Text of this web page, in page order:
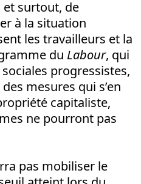
et surtout, de
à la situation
les travailleurs et la
du Labour, qui
progressistes,
mesures qui s’en
capitaliste,
ne pourront pas
pas mobiliser le